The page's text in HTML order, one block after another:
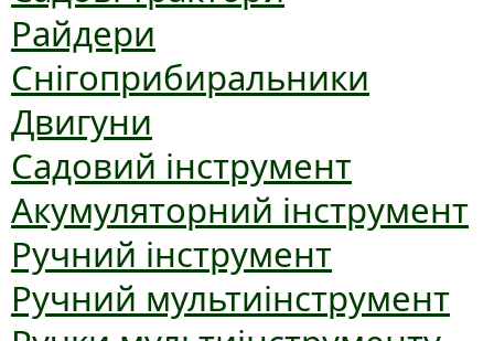
Райдери
Снігоприбиральники
Двигуни
Садовий інструмент
Акумуляторний інструмент
Ручний інструмент
Ручний мультиінструмент